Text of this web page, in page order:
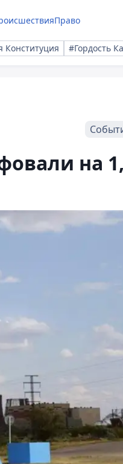
Право
Конституция #Гордость
на